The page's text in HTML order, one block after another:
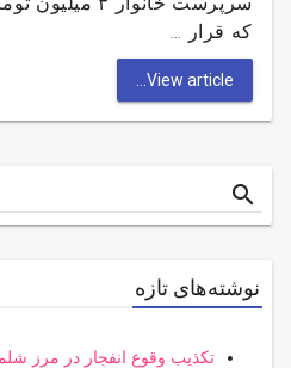
که قرار …
View article...
Search
for
search
نوشته‌های تازه
تکذیب وقوع انفجار در مرز